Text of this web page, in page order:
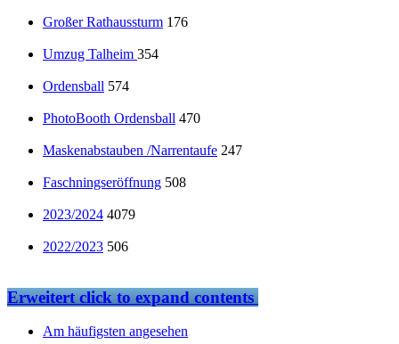
Großer Rathaussturm 176
Umzug Talheim 354
Ordensball 574
PhotoBooth Ordensball 470
Maskenabstauben /Narrentaufe 247
Faschningseröffnung 508
2023/2024 4079
2022/2023 506
Erweitertclick to expand contents
Am häufigsten angesehen